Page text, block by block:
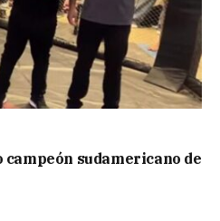
sudamericano de